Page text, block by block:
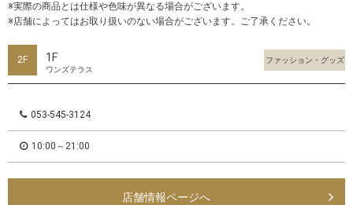
※実際の商品とは仕様や色味が異なる場合がございます。
※店舗によってはお取り扱いのない場合がございます。ご了承ください。
2F 1F
ワンズテラス
ファッション・グッズ
053-545-3124
10:00～21:00
店舗情報ページへ